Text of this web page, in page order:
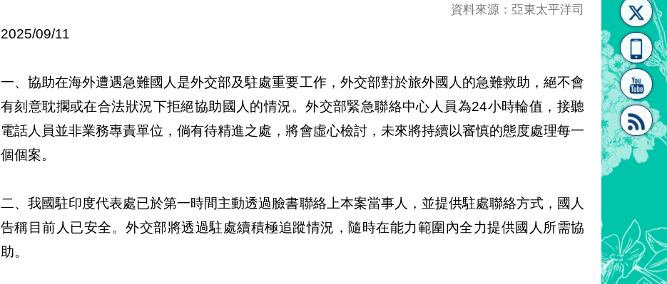
資料來源：亞東太平洋司
2025/09/11
一、協助在海外遭遇急難國人是外交部及駐處重要工作，外交部對於旅外國人的急難救助，絕不會
有刻意耽擱或在合法狀況下拒絕協助國人的情況。外交部緊急聯絡中心人員為24小時輪值，接聽
電話人員並非業務專責單位，倘有待精進之處，將會虛心檢討，未來將持續以審慎的態度處理每一
個個案。
二、我國駐印度代表處已於第一時間主動透過臉書聯絡上本案當事人，並提供駐處聯絡方式，國人
告稱目前人已安全。外交部將透過駐處續積極追蹤情況，隨時在能力範圍內全力提供國人所需協
助。